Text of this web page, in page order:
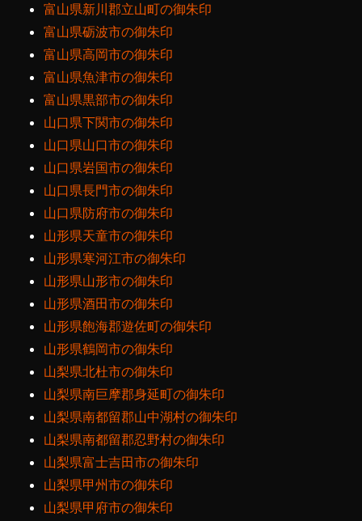
富山県新川郡立山町の御朱印
富山県砺波市の御朱印
富山県高岡市の御朱印
富山県魚津市の御朱印
富山県黒部市の御朱印
山口県下関市の御朱印
山口県山口市の御朱印
山口県岩国市の御朱印
山口県長門市の御朱印
山口県防府市の御朱印
山形県天童市の御朱印
山形県寒河江市の御朱印
山形県山形市の御朱印
山形県酒田市の御朱印
山形県飽海郡遊佐町の御朱印
山形県鶴岡市の御朱印
山梨県北杜市の御朱印
山梨県南巨摩郡身延町の御朱印
山梨県南都留郡山中湖村の御朱印
山梨県南都留郡忍野村の御朱印
山梨県富士吉田市の御朱印
山梨県甲州市の御朱印
山梨県甲府市の御朱印